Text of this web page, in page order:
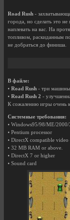
Road Rush -
города, но сделать это
наплевать на вас. На
топливом, раскиданным
не добраться до финиша.
В файле:
• Road Rush - три машины
• Road Rush 2 -
К сожалению игры очень
Системные требования:
• Windows95/98/ME/2000/
• Pentium processor
• DirectX compatible
• 32 MB RAM or above.
• DirectX 7 or higher
• Sound card